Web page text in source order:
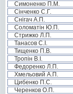
Симоненко П.М.
Сінченко С.Г.
Снігач А.П.
Соломатін Ю.П.
Стрижко Л.П.
Танасов С.І.
Тищенко П.В.
Тропін В.І.
Федоренко Л.П.
Хмельовий А.П.
Цибенко П.С.
Черенков О.П.